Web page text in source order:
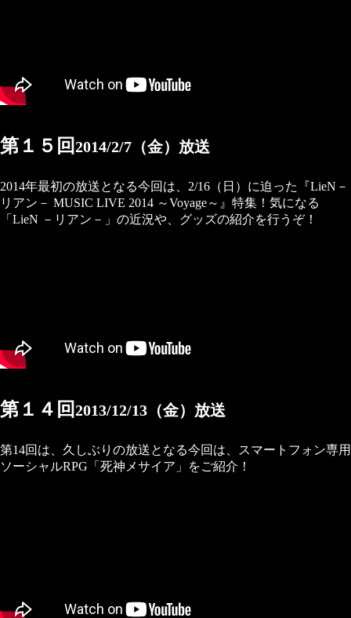
第１５回2014/2/7（金）放送
2014年最初の放送となる今回は、2/16（日）に迫った『LieN－
リアン－ MUSIC LIVE 2014 ～Voyage～』特集！気になる
「LieN －リアン－」の近況や、グッズの紹介を行うぞ！
第１４回2013/12/13（金）放送
第14回は、久しぶりの放送となる今回は、スマートフォン専用
ソーシャルRPG「死神メサイア」をご紹介！